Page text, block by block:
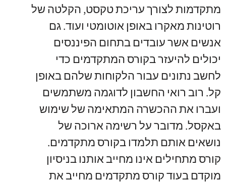
מתקדמות לצורך עריכת טקסט, הקלטה של
רוטינות מאקרו באופן אוטומטי ועוד. גם
אנשים אשר עובדים בתחום הפיננסים
יכולים להיעזר בקורס המתקדמים כדי
לחשב נתונים עבור הלקוחות שלהם באופן
קל. רוב רואי החשבון לדוגמה משתמשים
ועברו את ההכשרה המתאימה של שימוש
באקסל. מדובר על רשימה ארוכה של
נושאים אותם תלמדו בקורס מתקדמים.
קורס מתחילים אינו מחייב אותנו בניסיון
מוקדם בעוד קורס מתקדמים מחייב את